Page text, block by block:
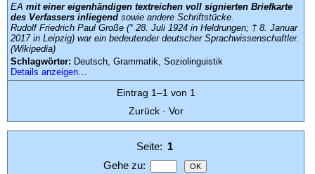
Warenkorb
·
·
Datenschutz
EA mit einer eigenhändigen textreichen voll signierten Briefkarte
des Verfassers inliegend sowie andere Schriftstücke.
Rudolf Friedrich Paul Große (* 28. Juli 1924 in Heldrungen; † 8. Januar
2017 in Leipzig) war ein bedeutender deutscher Sprachwissenschaftler.
(Wikipedia)
Schlagwörter: Deutsch, Grammatik, Soziolinguistik
Details anzeigen…
Eintrag 1–1 von 1
Zurück· Vor
Seite: 1
Gehe zu: